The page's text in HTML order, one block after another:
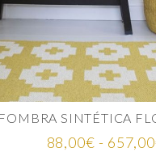
SINTÉTICA
88,00€ - 657,00